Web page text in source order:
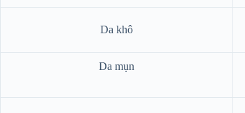
Da khô
Da mụn